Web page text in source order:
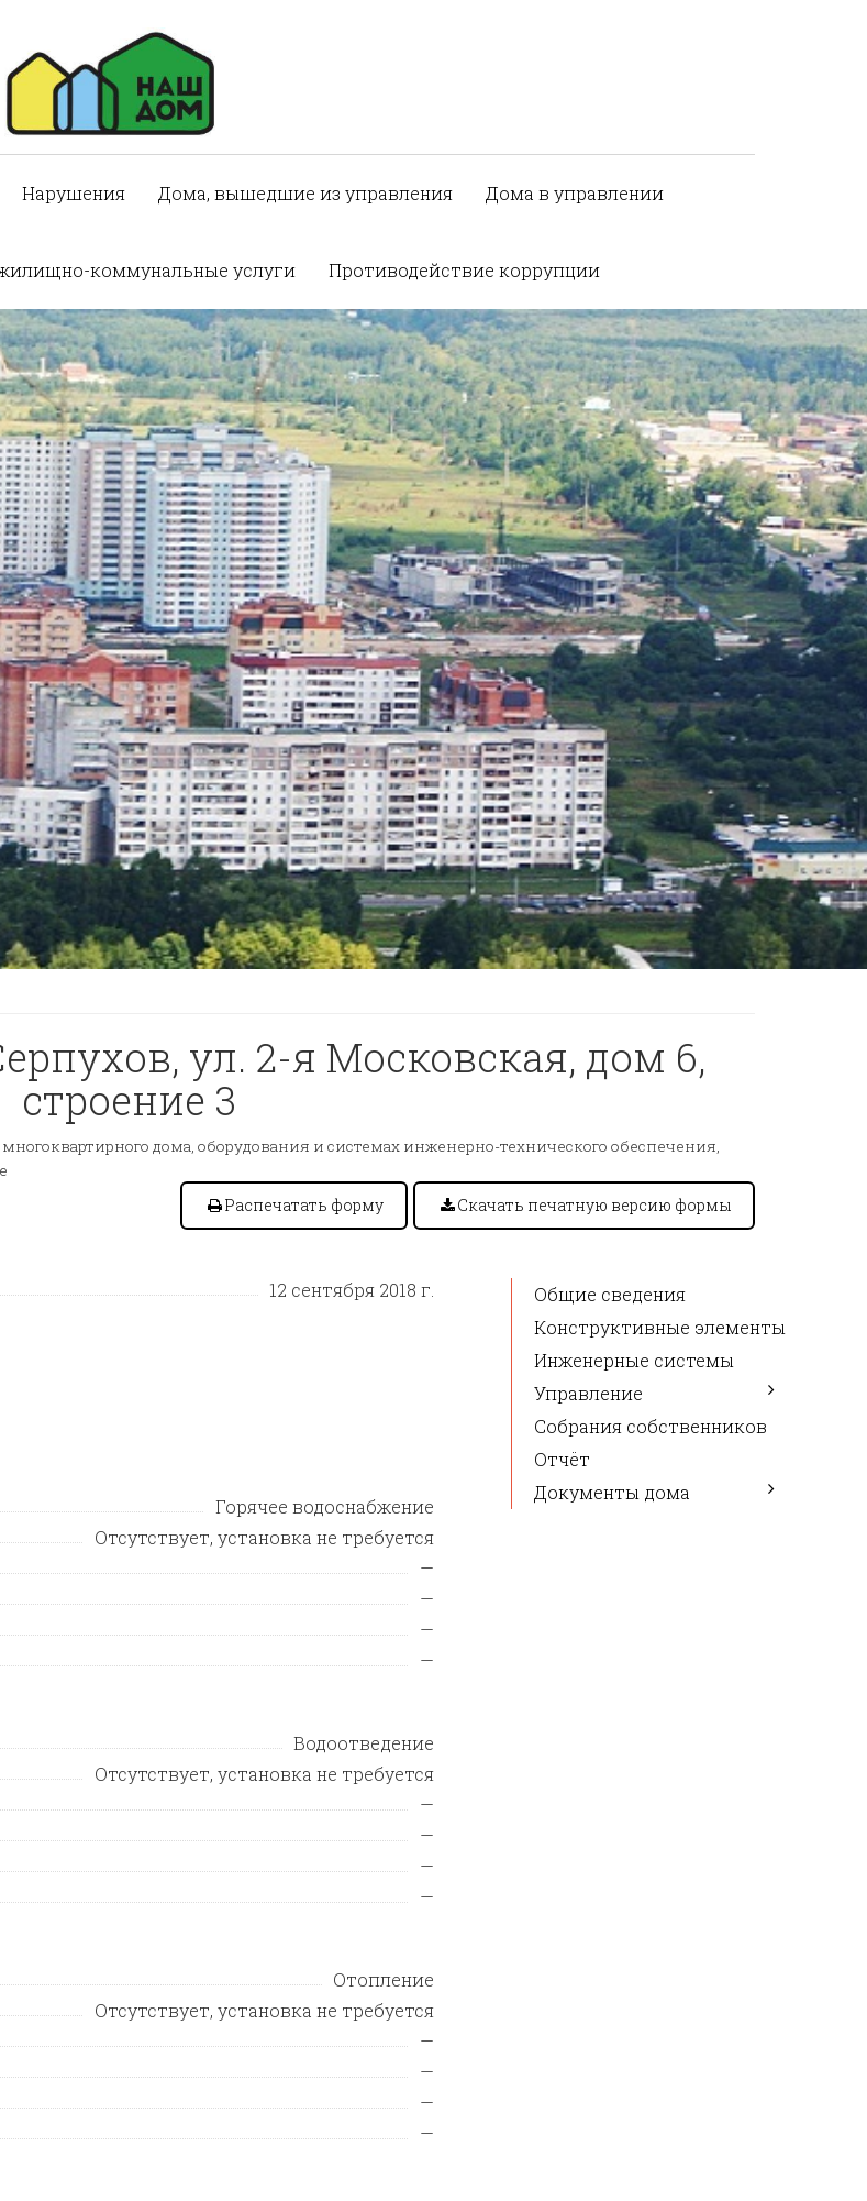
Нарушения Дома, вышедшие из управления Дома в управлении
коммунальные услуги Противодействие коррупции
ул. 2-я Московская, дом 6,
строение 3
дома, оборудования и системах инженерно-технического обеспечения,
Распечатать форму Скачать печатную версию формы
12 сентября 2018 г.
Горячее водоснабжение
Отсутствует, установка не требуется
—
—
—
—
Водоотведение
Отсутствует, установка не требуется
—
—
—
—
Отопление
Отсутствует, установка не требуется
—
—
—
—
Общие сведения
Конструктивные элементы
Инженерные системы
Управление
Собрания собственников
Отчёт
Документы дома